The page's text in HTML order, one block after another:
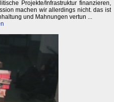
Projekte/Infrastruktur finanzieren,
machen wir allerdings nicht. das ist
und Mahnungen vertun ...